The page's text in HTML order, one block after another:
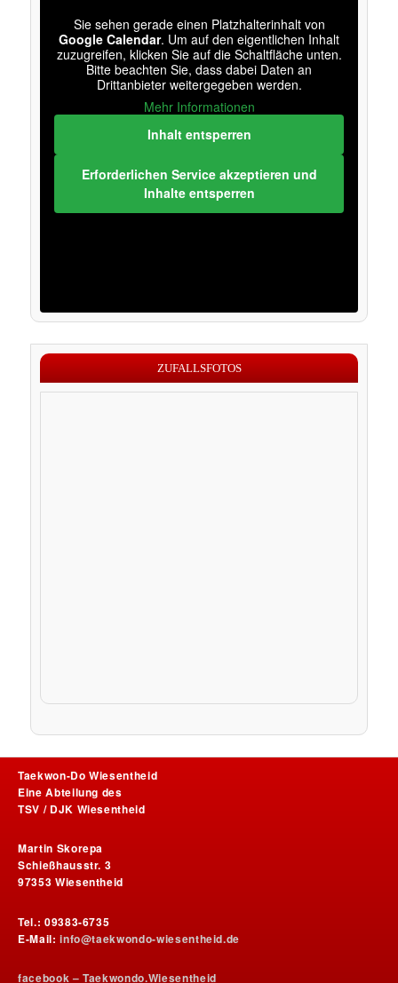
Sie sehen gerade einen Platzhalterinhalt von
Google Calendar. Um auf den eigentlichen Inhalt
zuzugreifen, klicken Sie auf die Schaltfläche unten.
Bitte beachten Sie, dass dabei Daten an
Drittanbieter weitergegeben werden.
Mehr Informationen
Inhalt entsperren
Erforderlichen Service akzeptieren und
Inhalte entsperren
ZUFALLSFOTOS
Taekwon-Do Wiesentheid
Eine Abteilung des
TSV / DJK Wiesentheid
Martin Skorepa
Schießhausstr. 3
97353 Wiesentheid
Tel.: 09383-6735
E-Mail:info@taekwondo-wiesentheid.de
facebook – Taekwondo.Wiesentheid